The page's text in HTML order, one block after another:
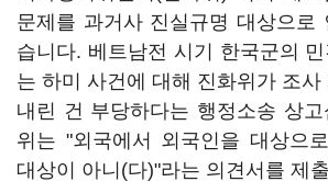
문제를 과거사 진실규명 대상으로
습니다. 베트남전 시기 한국군의
는 하미 사건에 대해 진화위가 조
내린 건 부당하다는 행정소송 상
위는 "외국에서 외국인을 대상으
대상이 아니(다)"라는 의견서를 제